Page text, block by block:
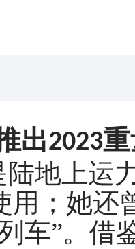
出2023
陆地上运
用；她还
车”。借